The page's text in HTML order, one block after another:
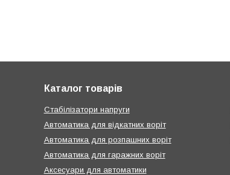
Каталог товарів
Стабілізатори напруги
Автоматика для відкатних воріт
Автоматика для розпашних воріт
Автоматика для гаражних воріт
Аксесуари для автоматики